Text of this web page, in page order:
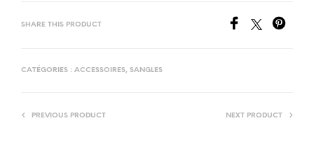
SHARE THIS PRODUCT
CATÉGORIES : ACCESSOIRES, SANGLES
PREVIOUS PRODUCT NEXT PRODUCT